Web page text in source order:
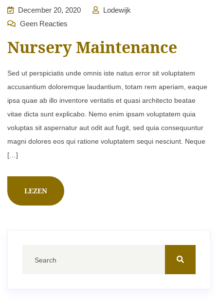
December 20, 2020
Lodewijk
Geen Reacties
Nursery Maintenance
Sed ut perspiciatis unde omnis iste natus error sit voluptatem
accusantium doloremque laudantium, totam rem aperiam, eaque
ipsa quae ab illo inventore veritatis et quasi architecto beatae
vitae dicta sunt explicabo. Nemo enim ipsam voluptatem quia
voluptas sit aspernatur aut odit aut fugit, sed quia consequuntur
magni dolores eos qui ratione voluptatem sequi nesciunt. Neque
[…]
LEZEN